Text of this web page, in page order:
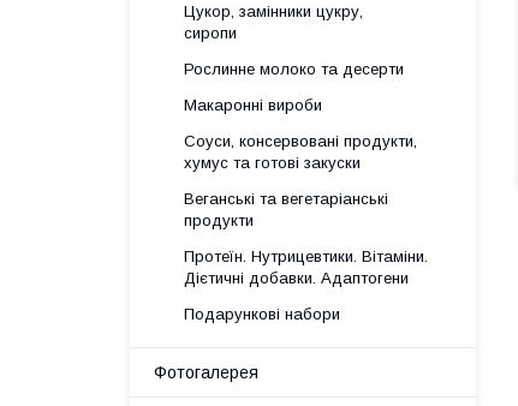
Цукор, замінники цукру,
сиропи
Рослинне молоко та десерти
Макаронні вироби
Соуси, консервовані продукти,
хумус та готові закуски
Веганські та вегетаріанські
продукти
Протеїн. Нутрицевтики. Вітаміни.
Дієтичні добавки. Адаптогени
Подарункові набори
Фотогалерея